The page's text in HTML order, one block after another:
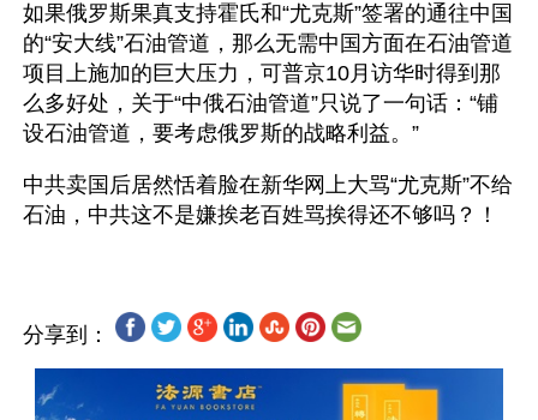
如果俄罗斯果真支持霍氏和“尤克斯”签署的通往中国
的“安大线”石油管道，那么无需中国方面在石油管道
项目上施加的巨大压力，可普京10月访华时得到那
么多好处，关于“中俄石油管道”只说了一句话：“铺
设石油管道，要考虑俄罗斯的战略利益。”
中共卖国后居然恬着脸在新华网上大骂“尤克斯”不给
分享到：